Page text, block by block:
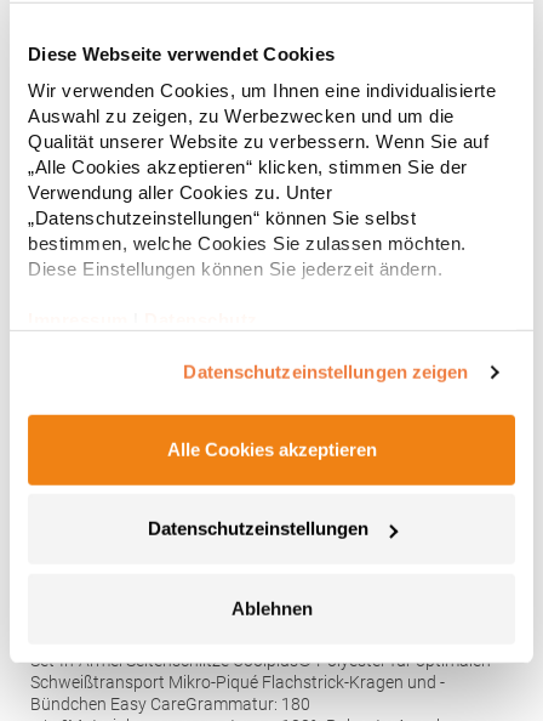
Diese Webseite verwendet Cookies
Wir verwenden Cookies, um Ihnen eine individualisierte
Auswahl zu zeigen, zu Werbezwecken und um die
Qualität unserer Website zu verbessern. Wenn Sie auf
„Alle Cookies akzeptieren“ klicken, stimmen Sie der
Verwendung aller Cookies zu. Unter
„Datenschutzeinstellungen“ können Sie selbst
bestimmen, welche Cookies Sie zulassen möchten.
Diese Einstellungen können Sie jederzeit ändern.
Datenschutzeinstellungen zeigen
Alle Cookies akzeptieren
Datenschutzeinstellungen
Ablehnen
Strapazierfähiges Polohemd aus Mischgewebe Overlock-Nähte
mit Polyfilm für Formstabilität Flachstrick-Kragen und
Ärmelbündchen in Rippstrick Doppelnähte an Schultern
Verstärkte Nähte an stark beanspruchten Stellen Neutrales
Etikett im Kragen für die einfache Veredelung/Personalisierung
Verstärkte Knopfleiste mit drei Knöpfen Aufgesetzte
Brusttasche mit Knopfverschluss Verstärkte Seitenschlitze
Eigenschaften, Atmungsaktivität und Verzugkontrolle Weicher,
auf der linken BrustseiteGrammatur: 200
BaumwolleAngaben zur Produktsicherheit: Herst.-Nr.:
R312XHersteller: Result Clothing Ltd. Narcisova 1 821 01
Bratislava Slowakei E-Mail: sales@resultclothing.com
ab16,05 € *
* Preise inkl. gesetzlicher Mwst. +Versandkosten *
W475 Henbury Herren Coolplus®
Set-In-Ärmel Seitenschlitze Coolplus®-Polyester für optimalen
Schweißtransport Mikro-Piqué Flachstrick-Kragen und -
Bündchen Easy CareGrammatur: 180